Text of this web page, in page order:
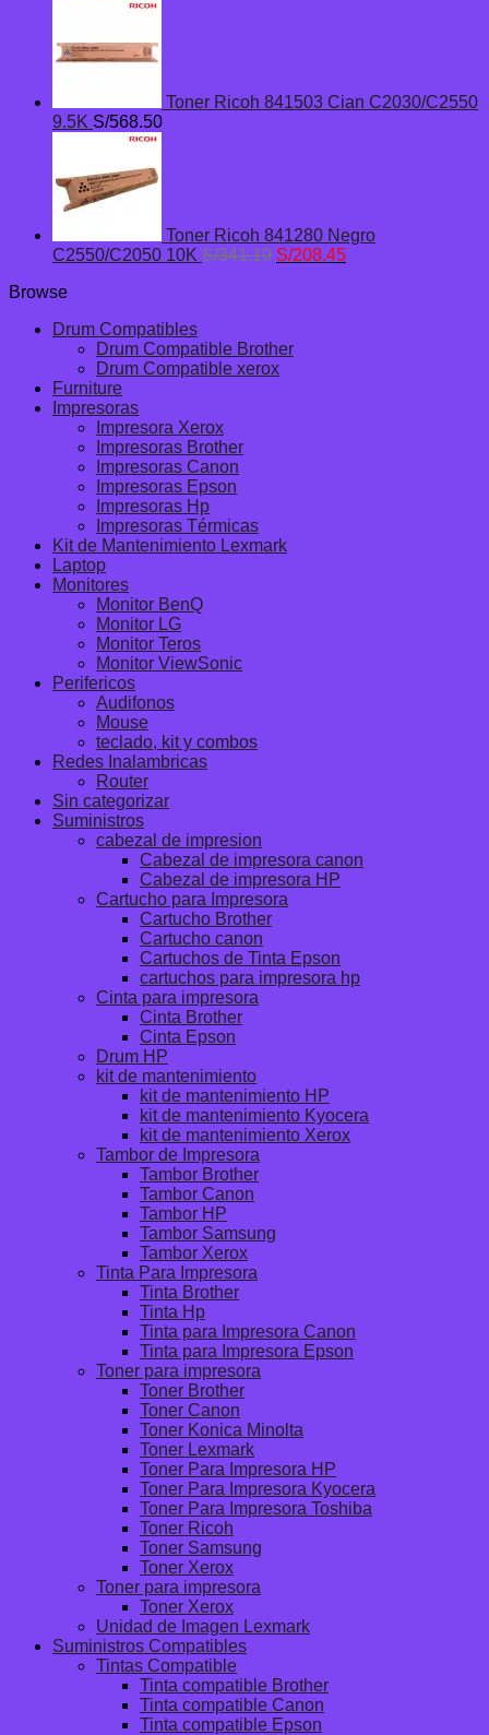
Toner Ricoh 841503 Cian C2030/C2550
9.5K S/568.50
Toner Ricoh 841280 Negro
C2550/C2050 10K S/341.10 El
S/208.45El
Browse
Drum Compatibles
Drum Compatible Brother
Drum Compatible xerox
Furniture
Impresoras
Impresora Xerox
Impresoras Brother
Impresoras Canon
Impresoras Epson
Impresoras Hp
Impresoras Térmicas
Kit de Mantenimiento Lexmark
Laptop
Monitores
Monitor BenQ
Monitor LG
Monitor Teros
Monitor ViewSonic
Perifericos
Audifonos
Mouse
teclado, kit y combos
Redes Inalambricas
Router
Sin categorizar
Suministros
cabezal de impresion
Cabezal de impresora canon
Cabezal de impresora HP
Cartucho para Impresora
Cartucho Brother
Cartucho canon
Cartuchos de Tinta Epson
cartuchos para impresora hp
Cinta para impresora
Cinta Brother
Cinta Epson
Drum HP
kit de mantenimiento
kit de mantenimiento HP
kit de mantenimiento Kyocera
kit de mantenimiento Xerox
Tambor de Impresora
Tambor Brother
Tambor Canon
Tambor HP
Tambor Samsung
Tambor Xerox
Tinta Para Impresora
Tinta Brother
Tinta Hp
Tinta para Impresora Canon
Tinta para Impresora Epson
Toner para impresora
Toner Brother
Toner Canon
Toner Konica Minolta
Toner Lexmark
Toner Para Impresora HP
Toner Para Impresora Kyocera
Toner Para Impresora Toshiba
Toner Ricoh
Toner Samsung
Toner Xerox
Toner para impresora
Toner Xerox
Unidad de Imagen Lexmark
Suministros Compatibles
Tintas Compatible
Tinta compatible Brother
Tinta compatible Canon
Tinta compatible Epson